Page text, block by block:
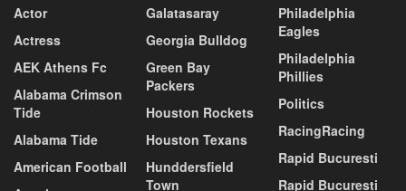
Actor
Actress
AEK Athens Fc
Alabama Crimson
Tide
Alabama Tide
American Football
Galatasaray
Georgia Bulldog
Green Bay
Packers
Houston Rockets
Houston Texans
Hunddersfield
Town
Philadelphia
Eagles
Philadelphia
Phillies
Politics
RacingRacing
Rapid Bucuresti
Rapid Bucuresti